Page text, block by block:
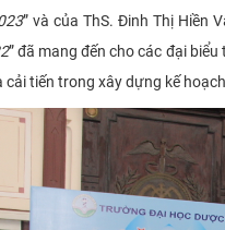
” và của ThS. Đinh Thị Hiền
” đã mang đến cho các đại
cải tiến trong xây dựng kế